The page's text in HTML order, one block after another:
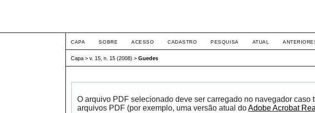
CAPA SOBRE ACESSO CADASTRO PESQUISA ATUAL
Capa >v. 15, n. 15 (2008) >Guedes
O arquivo PDF selecionado deve ser carregado no navegador
arquivos PDF (por exemplo, uma versão atual doAdobe Acrobat